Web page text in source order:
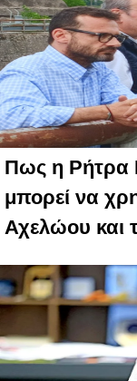
Πως η Ρήτρα
μπορεί να
Αχελώου και